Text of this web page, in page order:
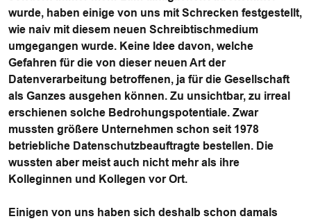
wurde, haben einige von uns mit Schrecken festgestellt,
wie naiv mit diesem neuen Schreibtischmedium
umgegangen wurde. Keine Idee davon, welche
Gefahren für die von dieser neuen Art der
Datenverarbeitung betroffenen, ja für die Gesellschaft
als Ganzes ausgehen können. Zu unsichtbar, zu irreal
erschienen solche Bedrohungspotentiale. Zwar
mussten größere Unternehmen schon seit 1978
betriebliche Datenschutzbeauftragte bestellen. Die
wussten aber meist auch nicht mehr als ihre
Kolleginnen und Kollegen vor Ort.
Einigen von uns haben sich deshalb schon damals